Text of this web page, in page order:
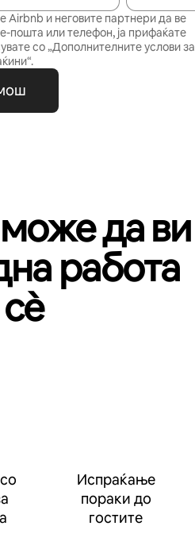
Airbnb и неговите партнери да ве
пошта или телефон, ја прифаќате
со„Дополнителните услови за
.
да ви
работа
Испраќање
пораки до
гостите